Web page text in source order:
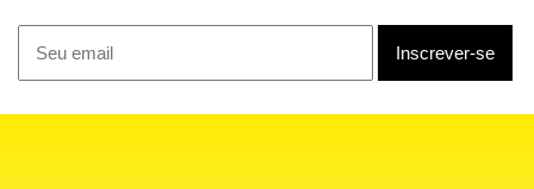
consenso.